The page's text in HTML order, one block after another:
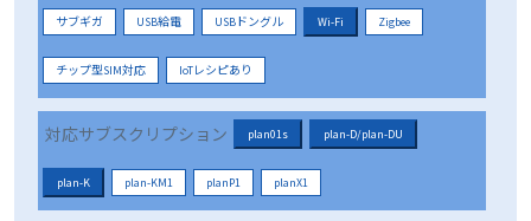
サブギガ USB給電 USBドングル Wi-Fi Zigbee
チップ型SIM対応 IoTレシピあり
対応サブスクリプション plan01s plan-D/plan-DU
plan-K plan-KM1 planP1 planX1